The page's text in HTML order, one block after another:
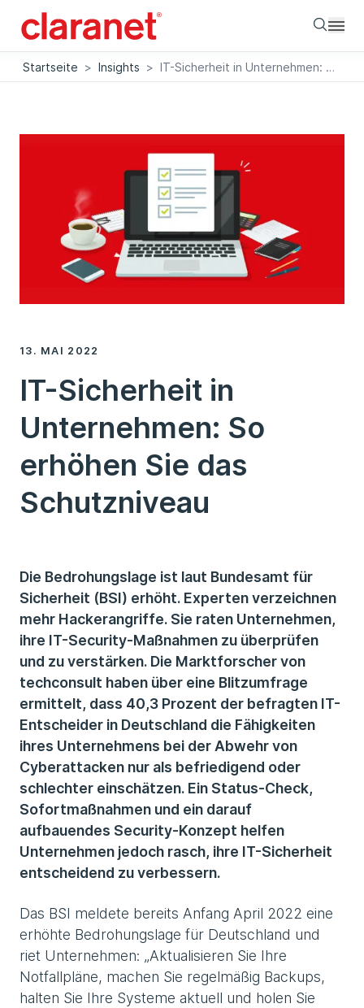
Startseite > Insights > IT-Sicherheit in Unternehmen: So erhöhen Sie das Schutzniveau
13. MAI 2022
IT-Sicherheit in
Unternehmen: So
erhöhen Sie das
Schutzniveau
Die Bedrohungslage ist laut Bundesamt für
Sicherheit (BSI) erhöht. Experten verzeichnen
mehr Hackerangriffe. Sie raten Unternehmen,
ihre IT-Security-Maßnahmen zu überprüfen
und zu verstärken. Die Marktforscher von
techconsult haben über eine Blitzumfrage
ermittelt, dass 40,3 Prozent der befragten IT-
Entscheider in Deutschland die Fähigkeiten
ihres Unternehmens bei der Abwehr von
Cyberattacken nur als befriedigend oder
schlechter einschätzen. Ein Status-Check,
Sofortmaßnahmen und ein darauf
aufbauendes Security-Konzept helfen
Unternehmen jedoch rasch, ihre IT-Sicherheit
entscheidend zu verbessern.
Das BSI meldete bereits Anfang April 2022 eine
erhöhte Bedrohungslage für Deutschland und
riet Unternehmen: „Aktualisieren Sie Ihre
Notfallpläne, machen Sie regelmäßig Backups,
halten Sie Ihre Systeme aktuell und holen Sie